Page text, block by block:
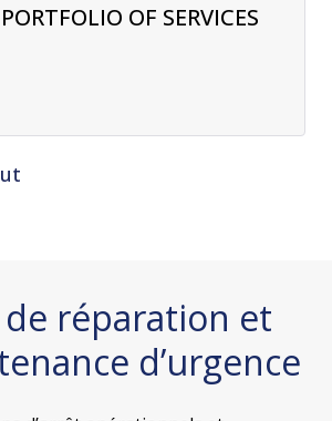
OF SERVICES
de réparation et
d’urgence